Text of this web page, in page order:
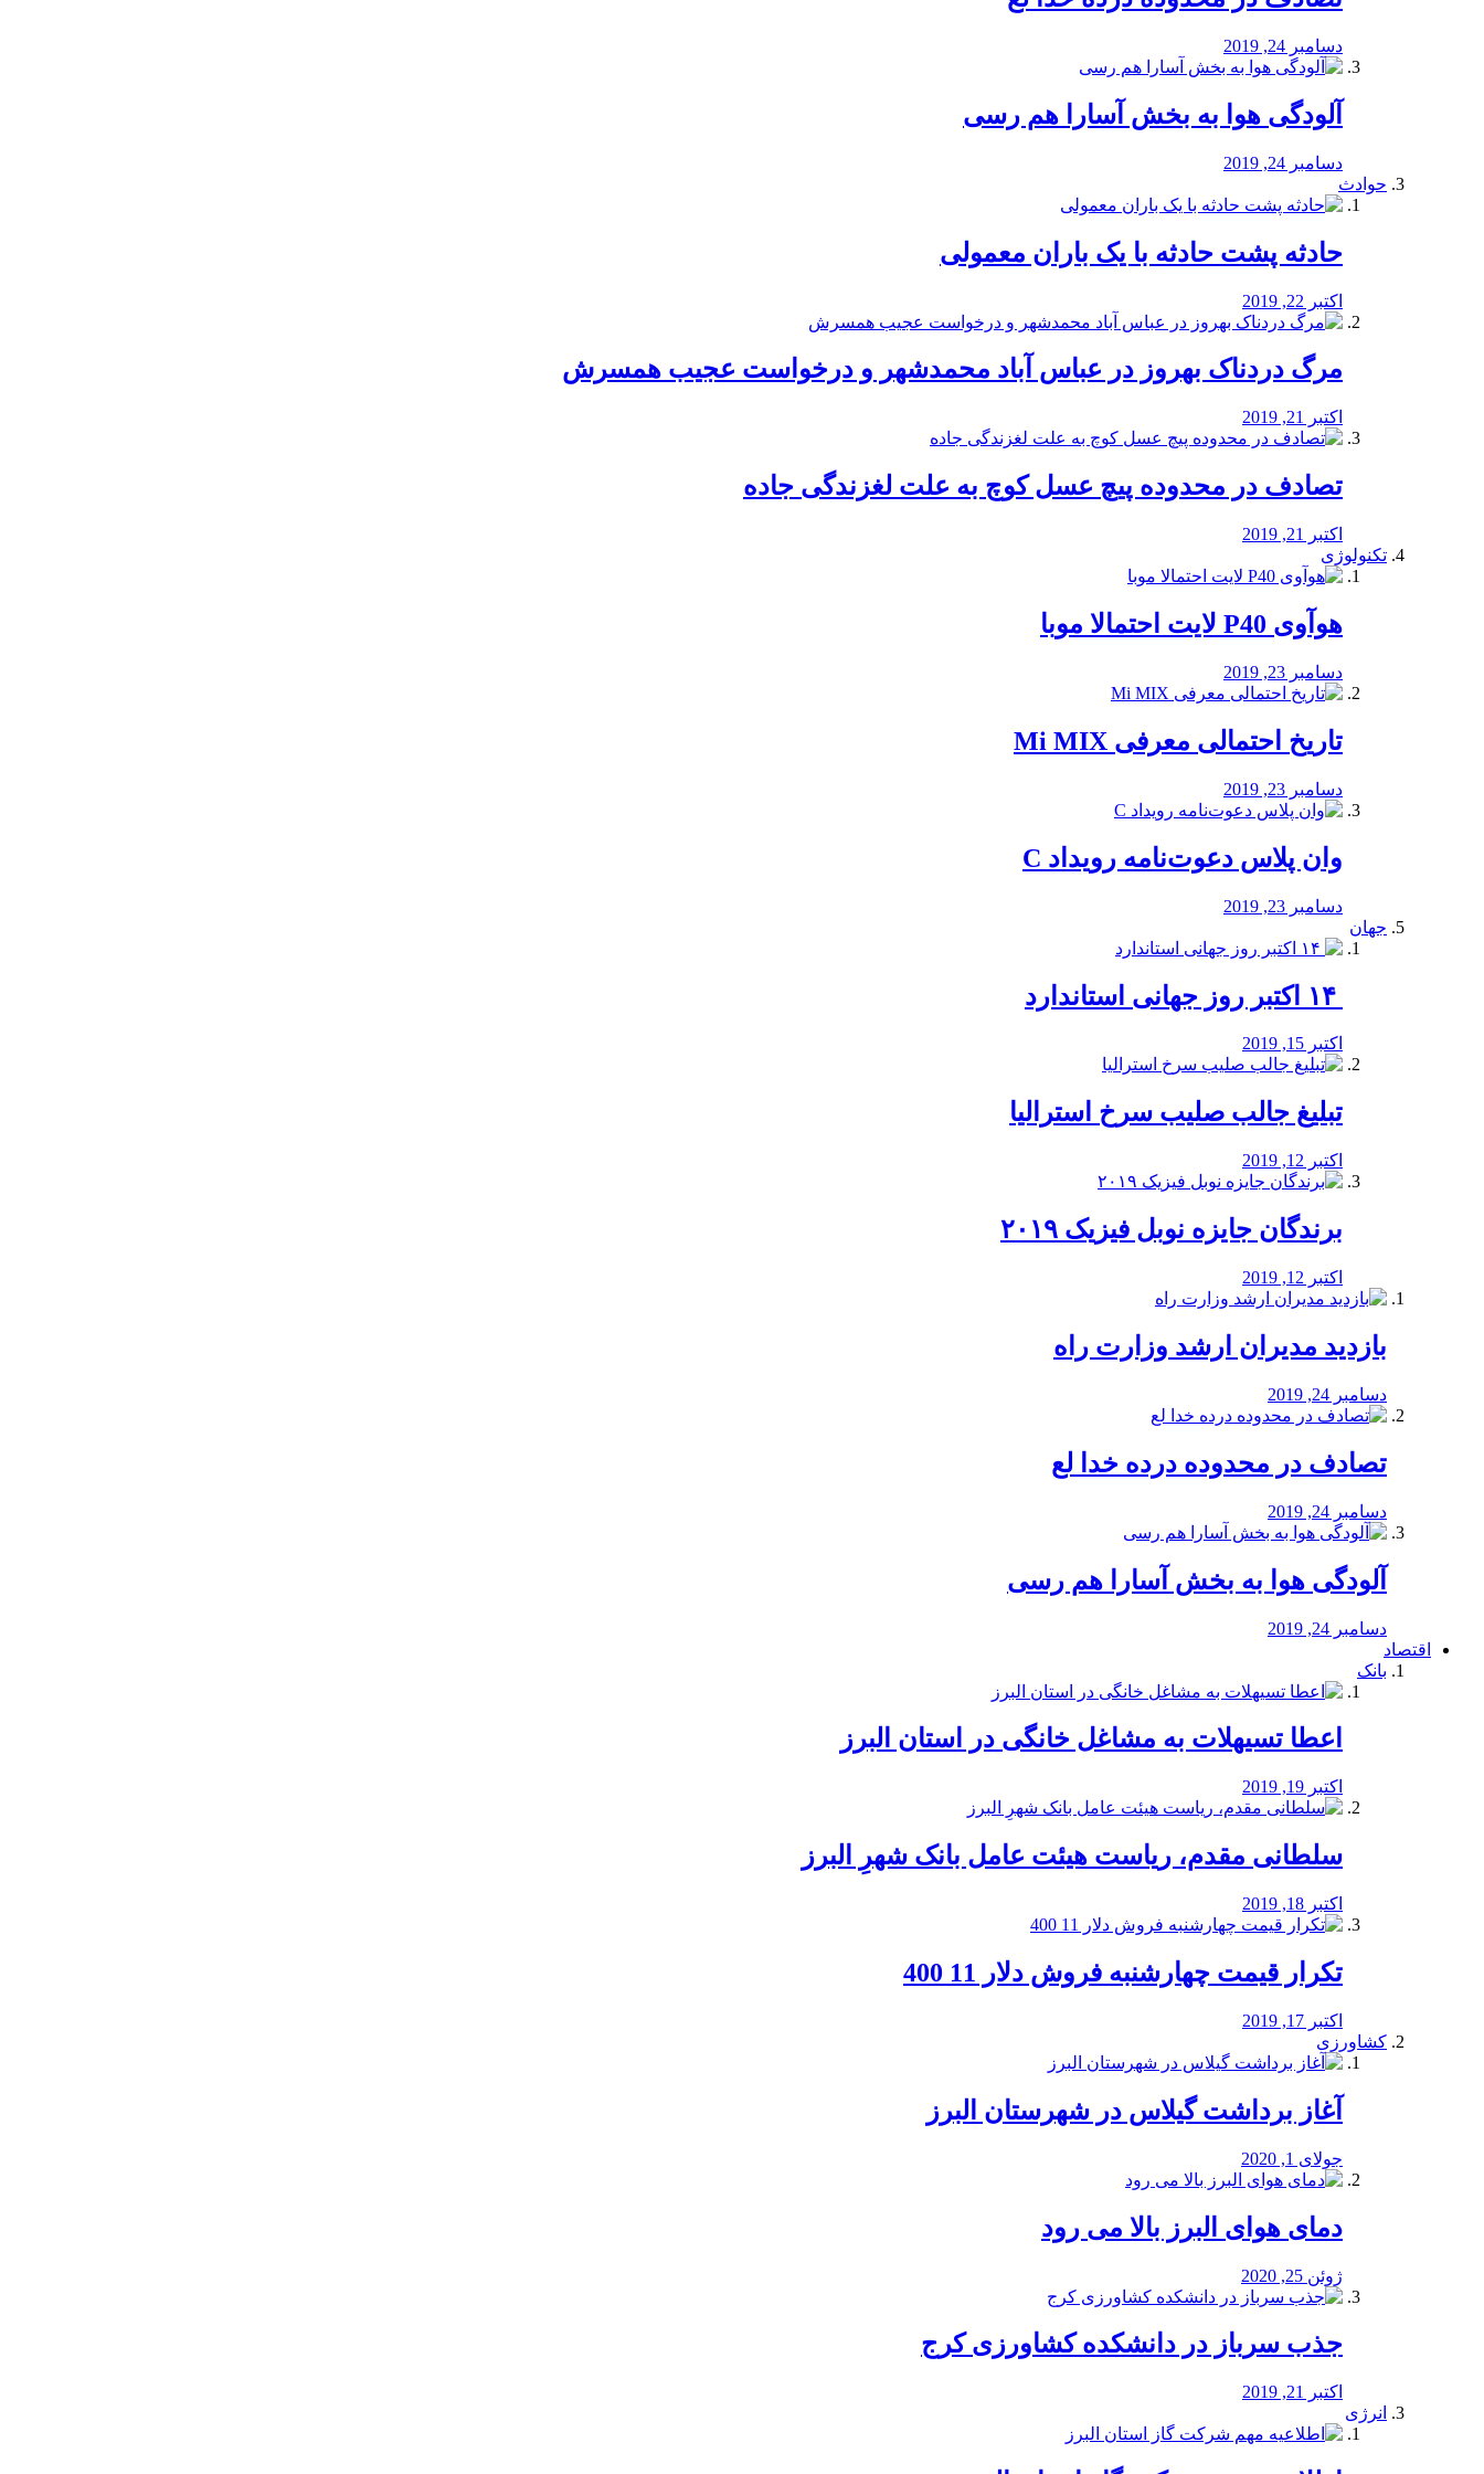
دسامبر 24, 2019
آلودگی هوا به بخش آسارا هم رسی
دسامبر 24, 2019
حوادث
️حادثه پشت حادثه با یک باران معمولی
اکتبر 22, 2019
مرگ دردناک بهروز در عباس آباد محمدشهر و درخواست عجیب همسرش
اکتبر 21, 2019
تصادف در محدوده پیچ عسل کوچ به علت لغزندگی جاده
اکتبر 21, 2019
تکنولوژی
هوآوی P40 لایت احتمالا موبا
دسامبر 23, 2019
تاریخ احتمالی معرفی Mi MIX
دسامبر 23, 2019
وان پلاس دعوت‌نامه رویداد C
دسامبر 23, 2019
جهان
اکتبر 15, 2019
تبلیغ جالب صلیب سرخ استرالیا
اکتبر 12, 2019
برندگان جایزه نوبل فیزیک ۲۰۱۹
اکتبر 12, 2019
بازدید مدیران ارشد وزارت راه
دسامبر 24, 2019
تصادف در محدوده درده خدا لع
دسامبر 24, 2019
آلودگی هوا به بخش آسارا هم رسی
دسامبر 24, 2019
اقتصاد
بانک
️اعطا تسیهلات به مشاغل خانگی در استان البرز
اکتبر 19, 2019
سلطانی مقدم، ریاست هیئت عامل بانک شهرِ البرز
اکتبر 18, 2019
تکرار قیمت چهارشنبه فروش دلار 11 400
اکتبر 17, 2019
کشاورزی
آغاز برداشت گیلاس در شهرستان البرز
جولای 1, 2020
دمای هوای البرز بالا می رود
ژوئن 25, 2020
جذب سرباز در دانشکده کشاورزی کرج
اکتبر 21, 2019
انرژی